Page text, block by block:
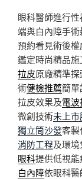
眼科醫師進行
端與白內障手
預約看見術後
鑑定時尚精品
拉皮原廠精準
術健檢推薦簡單
拉皮效果及電波
微創技術未上
獨立筒沙發客製
消防工程及環
眼科提供低視
白內障依眼科醫